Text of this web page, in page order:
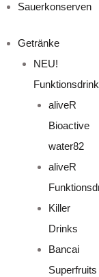
Sauerkonserven
Getränke
NEU!
aliveR
Bioactive
water82
aliveR
Killer
Drinks
Bancai
Superfruits